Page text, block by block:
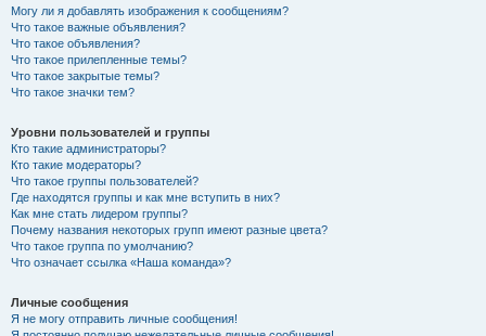
Могу ли я добавлять изображения к сообщениям?
Что такое важные объявления?
Что такое объявления?
Что такое прилепленные темы?
Что такое закрытые темы?
Что такое значки тем?
Уровни пользователей и группы
Кто такие администраторы?
Кто такие модераторы?
Что такое группы пользователей?
Где находятся группы и как мне вступить в них?
Как мне стать лидером группы?
Почему названия некоторых групп имеют разные цвета?
Что такое группа по умолчанию?
Что означает ссылка «Наша команда»?
Личные сообщения
Я не могу отправить личные сообщения!